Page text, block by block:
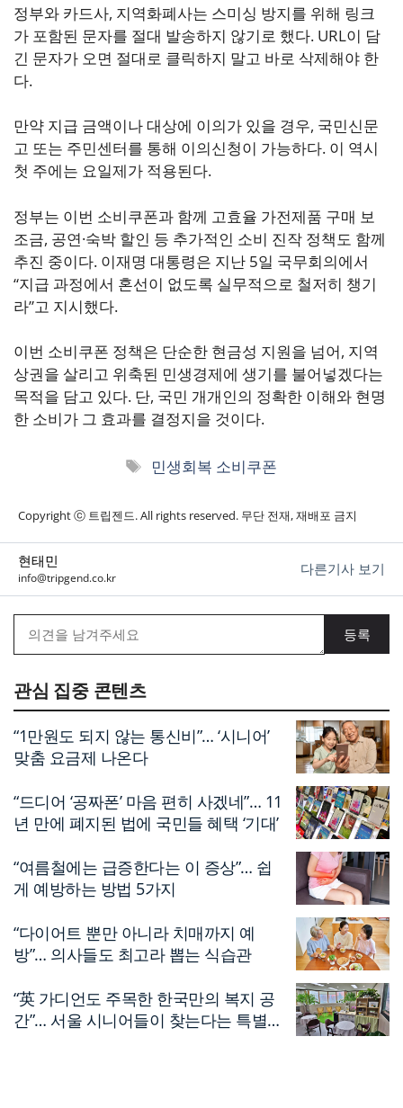
정부와 카드사, 지역화폐사는 스미싱 방지를 위해 링크
가 포함된 문자를 절대 발송하지 않기로 했다. URL이 담
긴 문자가 오면 절대로 클릭하지 말고 바로 삭제해야 한
다.
만약 지급 금액이나 대상에 이의가 있을 경우, 국민신문
고 또는 주민센터를 통해 이의신청이 가능하다. 이 역시
첫 주에는 요일제가 적용된다.
정부는 이번 소비쿠폰과 함께 고효율 가전제품 구매 보
조금, 공연·숙박 할인 등 추가적인 소비 진작 정책도 함께
추진 중이다. 이재명 대통령은 지난 5일 국무회의에서
“지급 과정에서 혼선이 없도록 실무적으로 철저히 챙기
라”고 지시했다.
이번 소비쿠폰 정책은 단순한 현금성 지원을 넘어, 지역
상권을 살리고 위축된 민생경제에 생기를 불어넣겠다는
목적을 담고 있다. 단, 국민 개개인의 정확한 이해와 현명
한 소비가 그 효과를 결정지을 것이다.
태
민생회복 소비쿠폰
Copyright ⓒ 트립젠드. All rights reserved. 무단 전재, 재배포 금지
현태민
info@tripgend.co.kr
다른기사 보기
관심 집중 콘텐츠
“1만원도 되지 않는 통신비”… ‘시니어’
맞춤 요금제 나온다
“드디어 ‘공짜폰’ 마음 편히 사겠네”… 11
년 만에 폐지된 법에 국민들 혜택 ‘기대’
“여름철에는 급증한다는 이 증상”… 쉽
게 예방하는 방법 5가지
“다이어트 뿐만 아니라 치매까지 예
방”… 의사들도 최고라 뽑는 식습관
“英 가디언도 주목한 한국만의 복지 공
간”… 서울 시니어들이 찾는다는 특별한